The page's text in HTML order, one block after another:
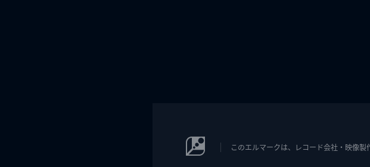
このエルマークは、レコード会社・映像